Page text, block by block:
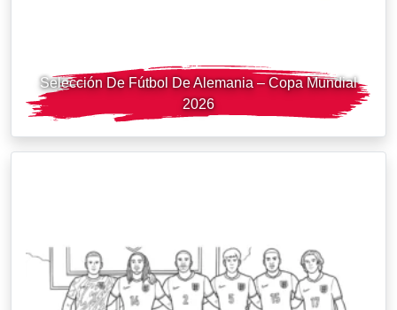
Selección De Fútbol De Alemania – Copa Mundial
2026